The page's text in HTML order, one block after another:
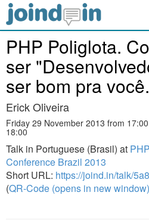
PHP Poliglota.
ser
ser bom pra você.
Erick Oliveira
Friday 29 November 2013 from
18:00
Talk in Portuguese (Brasil) at PHP
Conference Brazil 2013
Short URL: https://joind.in/talk/
(QR-Code (opens in new window)